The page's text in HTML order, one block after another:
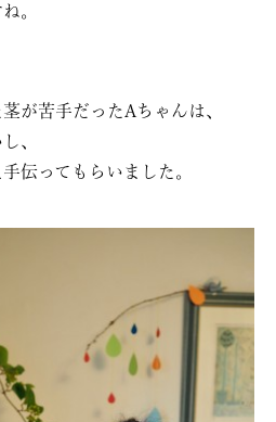
。
が苦手だったAちゃんは、
、
伝ってもらいました。